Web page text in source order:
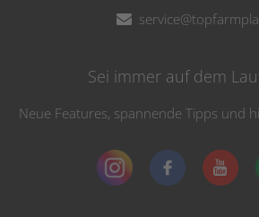
Sei immer auf dem
Neue Features, spannende Tipps und